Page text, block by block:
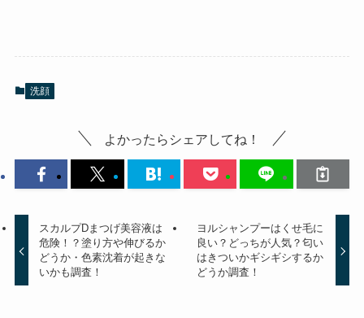
洗顔
よかったらシェアしてね！
スカルプDまつげ美容液は
危険！？塗り方や伸びるか
どうか・色素沈着が起きな
いかも調査！
ヨルシャンプーはくせ毛に
良い？どっちが人気？匂い
はきついかギシギシするか
どうか調査！